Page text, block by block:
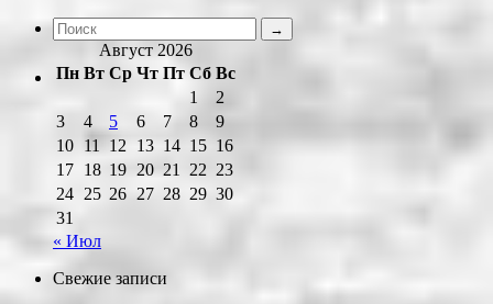
Август 2026
Пн Вт Ср Чт Пт Сб Вс
1
2
3
4 5 6 7 8
9
10 11 12 13 14 15 16
17 18 19 20 21 22 23
24 25 26 27 28 29 30
31
« Июл
Свежие записи